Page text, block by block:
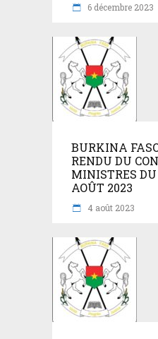
6 décembre 2023
BURKINA
RENDU DU
MINISTRES
AOÛT 2023
4 août 2023